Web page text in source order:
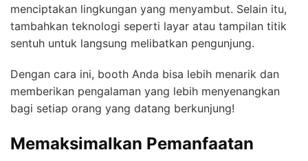
menciptakan lingkungan yang menyambut. Selain itu,
tambahkan teknologi seperti layar atau tampilan titik
sentuh untuk langsung melibatkan pengunjung.
Dengan cara ini, booth Anda bisa lebih menarik dan
memberikan pengalaman yang lebih menyenangkan
bagi setiap orang yang datang berkunjung!
Memaksimalkan Pemanfaatan